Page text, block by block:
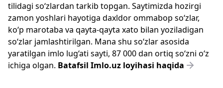
tilidagi so‘zlardan tarkib topgan. Saytimizda hozirgi
zamon yoshlari hayotiga daxldor ommabop so‘zlar,
ko‘p marotaba va qayta-qayta xato bilan yoziladigan
so‘zlar jamlashtirilgan. Mana shu so‘zlar asosida
yaratilgan imlo lug‘ati sayti, 87 000 dan ortiq so‘zni o‘z
ichiga olgan. Batafsil Imlo.uz loyihasi haqida